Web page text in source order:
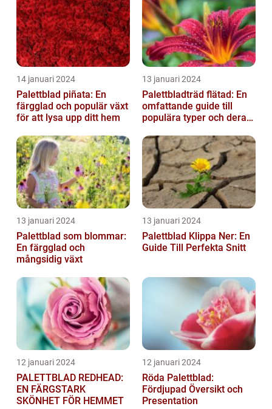
14 januari 2024
Palettblad piñata: En
färgglad och populär växt
för att lysa upp ditt hem
13 januari 2024
Palettbladträd flätad: En
omfattande guide till
populära typer och deras
13 januari 2024
Palettblad som blommar:
En färgglad och
mångsidig växt
13 januari 2024
Palettblad Klippa Ner: En
Guide Till Perfekta Snitt
12 januari 2024
PALETTBLAD REDHEAD:
EN FÄRGSTARK
SKÖNHET FÖR HEMMET
12 januari 2024
Röda Palettblad:
Fördjupad Översikt och
Presentation